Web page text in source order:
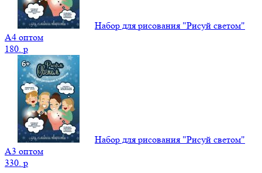
Набор для рисования "Рисуй светом"
А4 оптом
180. p
Набор для рисования "Рисуй светом"
А3 оптом
330. p